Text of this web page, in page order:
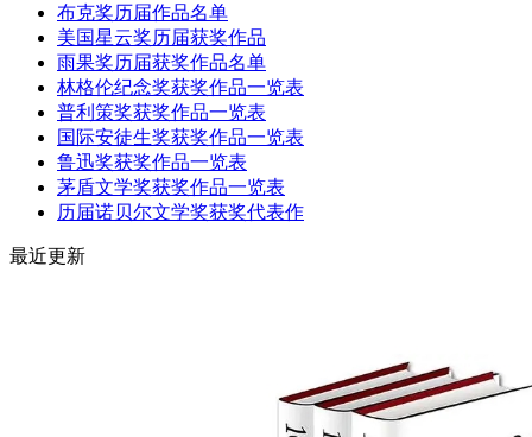
布克奖历届作品名单
美国星云奖历届获奖作品
雨果奖历届获奖作品名单
林格伦纪念奖获奖作品一览表
普利策奖获奖作品一览表
国际安徒生奖获奖作品一览表
鲁迅奖获奖作品一览表
茅盾文学奖获奖作品一览表
历届诺贝尔文学奖获奖代表作
最近更新